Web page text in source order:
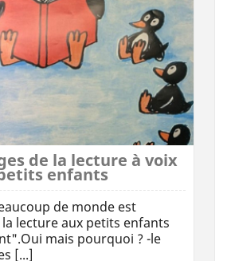
de la lecture à voix
enfants
de monde est
lecture aux petits enfants
mais pourquoi ? -le
[...]